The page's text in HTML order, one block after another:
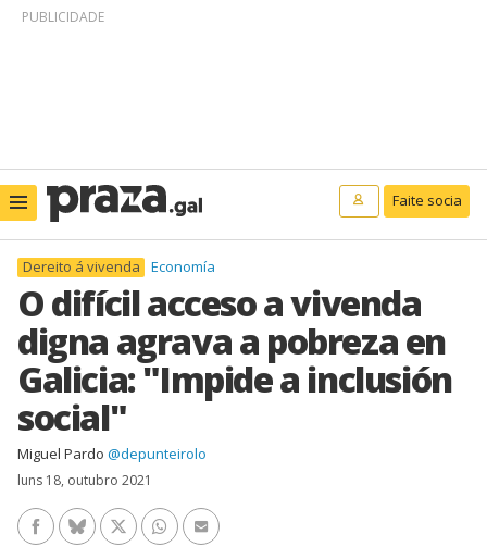
PUBLICIDADE
Faite socia
Dereito á vivenda Economía
O difícil acceso a vivenda
digna agrava a pobreza en
Galicia: "Impide a inclusión
social"
Miguel Pardo @depunteirolo
luns 18, outubro 2021
Facebook
BlueskyTwitter/XWhatsAppEnviar un e-mail